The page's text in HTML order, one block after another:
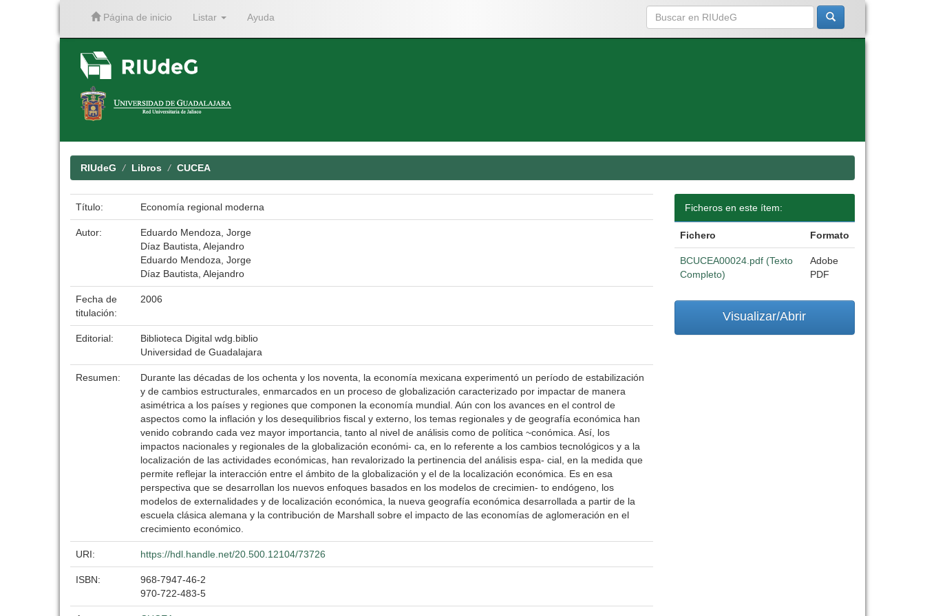
Página de inicio Listar Ayuda
RIUdeG Libros CUCEA
Título: Economía regional moderna
Autor:
Eduardo Mendoza, Jorge
Díaz Bautista, Alejandro
Eduardo Mendoza, Jorge
Díaz Bautista, Alejandro
Fecha de
titulación:
2006
Editorial:
Biblioteca Digital wdg.biblio
Universidad de Guadalajara
Resumen:
Durante las décadas de los ochenta y los noventa, la economía mexicana experimentó un período de estabilización
y de cambios estructurales, enmarcados en un proceso de globalización caracterizado por impactar de manera
asimétrica a los países y regiones que componen la economía mundial. Aún con los avances en el control de
aspectos como la inflación y los desequilibrios fiscal y externo, los temas regionales y de geografía económica han
venido cobrando cada vez mayor importancia, tanto al nivel de análisis como de política ~conómica. Así, los
impactos nacionales y regionales de la globalización económi- ca, en lo referente a los cambios tecnológicos y a la
localización de las actividades económicas, han revalorizado la pertinencia del análisis espa- cial, en la medida que
permite reflejar la interacción entre el ámbito de la globalización y el de la localización económica. Es en esa
perspectiva que se desarrollan los nuevos enfoques basados en los modelos de crecimien- to endógeno, los
modelos de externalidades y de localización económica, la nueva geografía económica desarrollada a partir de la
escuela clásica alemana y la contribución de Marshall sobre el impacto de las economías de aglomeración en el
crecimiento económico.
URI: https://hdl.handle.net/20.500.12104/73726
ISBN:
968-7947-46-2
970-722-483-5
Ficheros en este ítem:
Fichero Formato
BCUCEA00024.pdf (Texto
Completo)
Adobe
PDF
Visualizar/Abrir